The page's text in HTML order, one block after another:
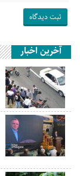
آخرین اخبار